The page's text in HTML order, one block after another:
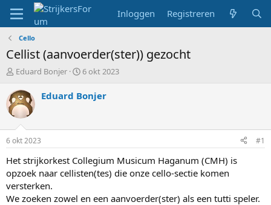
Inloggen Registreren
Cello
Cellist (aanvoerder(ster)) gezocht
T
p
i
c
s
t
a
r
e
r
Eduard Bonjer
S
a
t
u
m
6 okt 2023
Eduard Bonjer
6 okt 2023 #1
Het strijkorkest Collegium Musicum Haganum (CMH) is
opzoek naar cellisten(tes) die onze cello-sectie komen
versterken.
We zoeken zowel en een aanvoerder(ster) als een tutti speler.